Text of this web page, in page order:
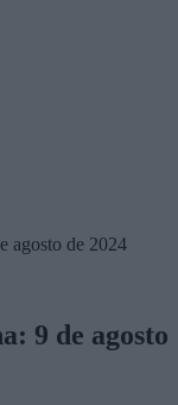
agosto de 2024
9 de agosto